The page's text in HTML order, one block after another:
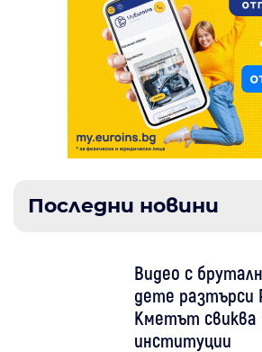
Последни новини
Видео с
дете разтърси
Кметът свиква
институции